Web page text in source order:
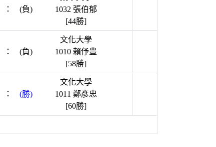
： (負)
1032 張伯郁
[44勝]
： (負)
文化大學
1010 賴伃豊
[58勝]
： (勝)
文化大學
1011 鄭彥忠
[60勝]